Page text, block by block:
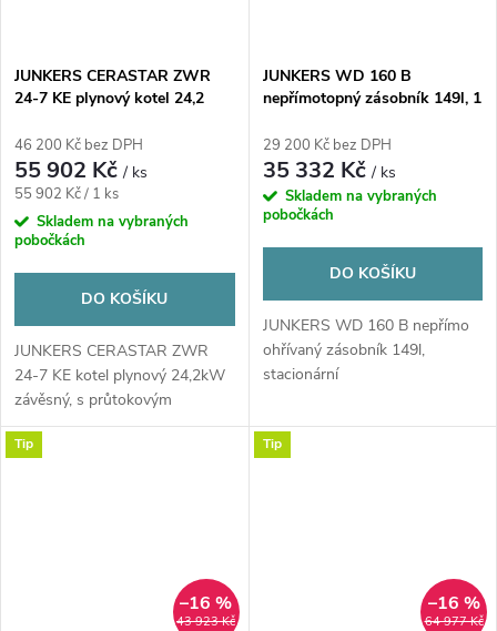
JUNKERS CERASTAR ZWR
24-7 KE plynový kotel 24,2
závěsný
46 200 Kč bez DPH
55 902 Kč/ ks
Měrná
cena:
55 902 Kč / 1 ks
Skladem na vybraných
pobočkách
DO KOŠÍKU
JUNKERS CERASTAR ZWR
24-7 KE kotel plynový 24,2kW
závěsný, s průtokovým
ohřevem teplé vody,...
JUNKERS WD 160 B
nepřímotopný zásobník 149l, 1
29 200 Kč bez DPH
35 332 Kč/ ks
Skladem na vybraných
pobočkách
DO KOŠÍKU
JUNKERS WD 160 B nepřímo
ohřívaný zásobník 149l,
stacionární
Tip
43 923 Kč
–16 %
Tip
64 977 Kč
–16 %